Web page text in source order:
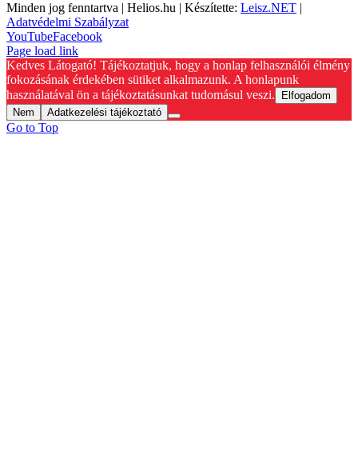
Minden jog fenntartva | Helios.hu | Készítette: Leisz.NET |
Adatvédelmi Szabályzat
YouTubeFacebook
Page load link
Kedves Látogató! Tájékoztatjuk, hogy a honlap felhasználói élmény
fokozásának érdekében sütiket alkalmazunk. A honlapunk
használatával ön a tájékoztatásunkat tudomásul veszi.
Elfogadom
Nem
Adatkezelési tájékoztató
Go to Top